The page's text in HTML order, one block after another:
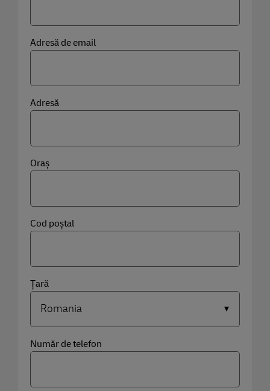
Adresă de email
Adresă
Oraș
Cod poștal
Țară
Număr de telefon